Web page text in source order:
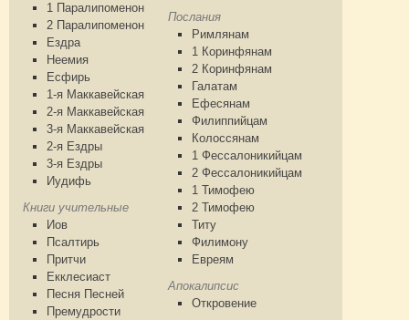
1 Паралипоменон
2 Паралипоменон
Ездра
Неемия
Есфирь
1-я Маккавейская
2-я Маккавейская
3-я Маккавейская
2-я Ездры
3-я Ездры
Иудифь
Книги учительные
Иов
Псалтирь
Притчи
Екклесиаст
Песня Песней
Премудрости
Послания
Римлянам
1 Коринфянам
2 Коринфянам
Галатам
Ефесянам
Филиппийцам
Колоссянам
1 Фессалоникийцам
2 Фессалоникийцам
1 Тимофею
2 Тимофею
Титу
Филимону
Евреям
Апокалипсис
Откровение